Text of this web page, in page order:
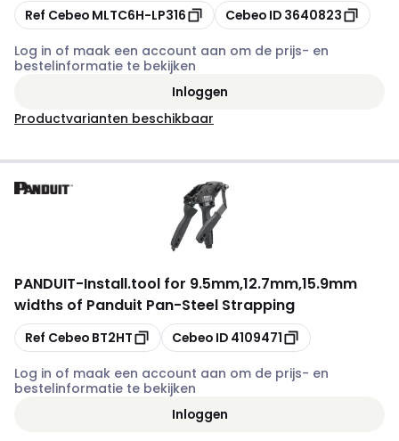
Kopiëren
Ref Cebeo MLTC6H-LP316 Kopiëren
Cebeo ID 3640823
Log in of maak een account aan om de prijs- en
bestelinformatie te bekijken
Inloggen
Productvarianten beschikbaar
PANDUIT-Install.tool for 9.5mm,12.7mm,15.9mm
widths of Panduit Pan-Steel Strapping
Kopiëren
Ref Cebeo BT2HT Kopiëren
Cebeo ID 4109471
Log in of maak een account aan om de prijs- en
bestelinformatie te bekijken
Inloggen